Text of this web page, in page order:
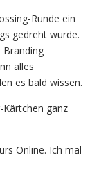
Runde ein
gedreht wurde.
Branding
alles
es bald wissen.
ganz
Online. Ich mal